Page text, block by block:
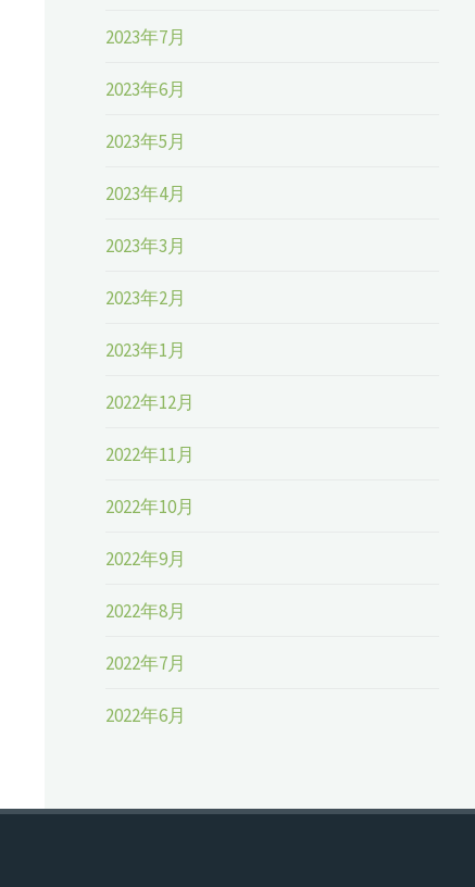
2023年7月
2023年6月
2023年5月
2023年4月
2023年3月
2023年2月
2023年1月
2022年12月
2022年11月
2022年10月
2022年9月
2022年8月
2022年7月
2022年6月